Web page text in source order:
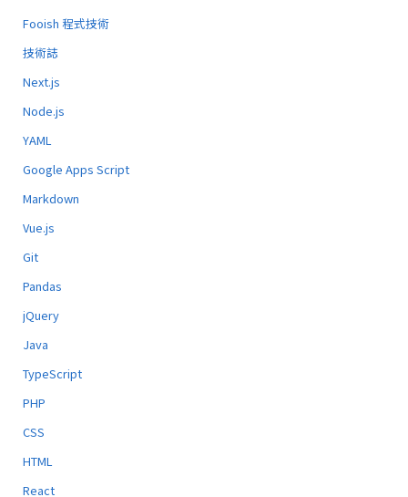
Fooish 程式技術
技術誌
Next.js
Node.js
YAML
Google Apps Script
Markdown
Vue.js
Git
Pandas
jQuery
Java
TypeScript
PHP
CSS
HTML
React